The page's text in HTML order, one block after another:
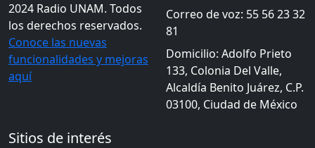
2024 Radio UNAM. Todos
los derechos reservados.
Conoce las nuevas
funcionalidades y mejoras
aquí
Correo de voz: 55 56 23 32
81
Domicilio: Adolfo Prieto
133, Colonia Del Valle,
Alcaldía Benito Juárez, C.P.
03100, Ciudad de México
Sitios de interés